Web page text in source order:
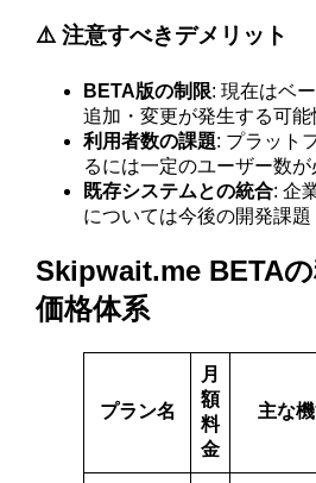
⚠️ 注意すべきデメリット
BETA版の制限: 現在はベ
追加・変更が発生する可能
利用者数の課題: プラット
るには一定のユーザー数が
既存システムとの統合: 企
については今後の開発課題
Skipwait.me BETAの
価格体系
プラン名
月
額
料
金
主な